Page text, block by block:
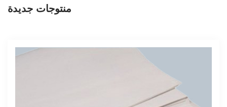
منتوجات جديدة